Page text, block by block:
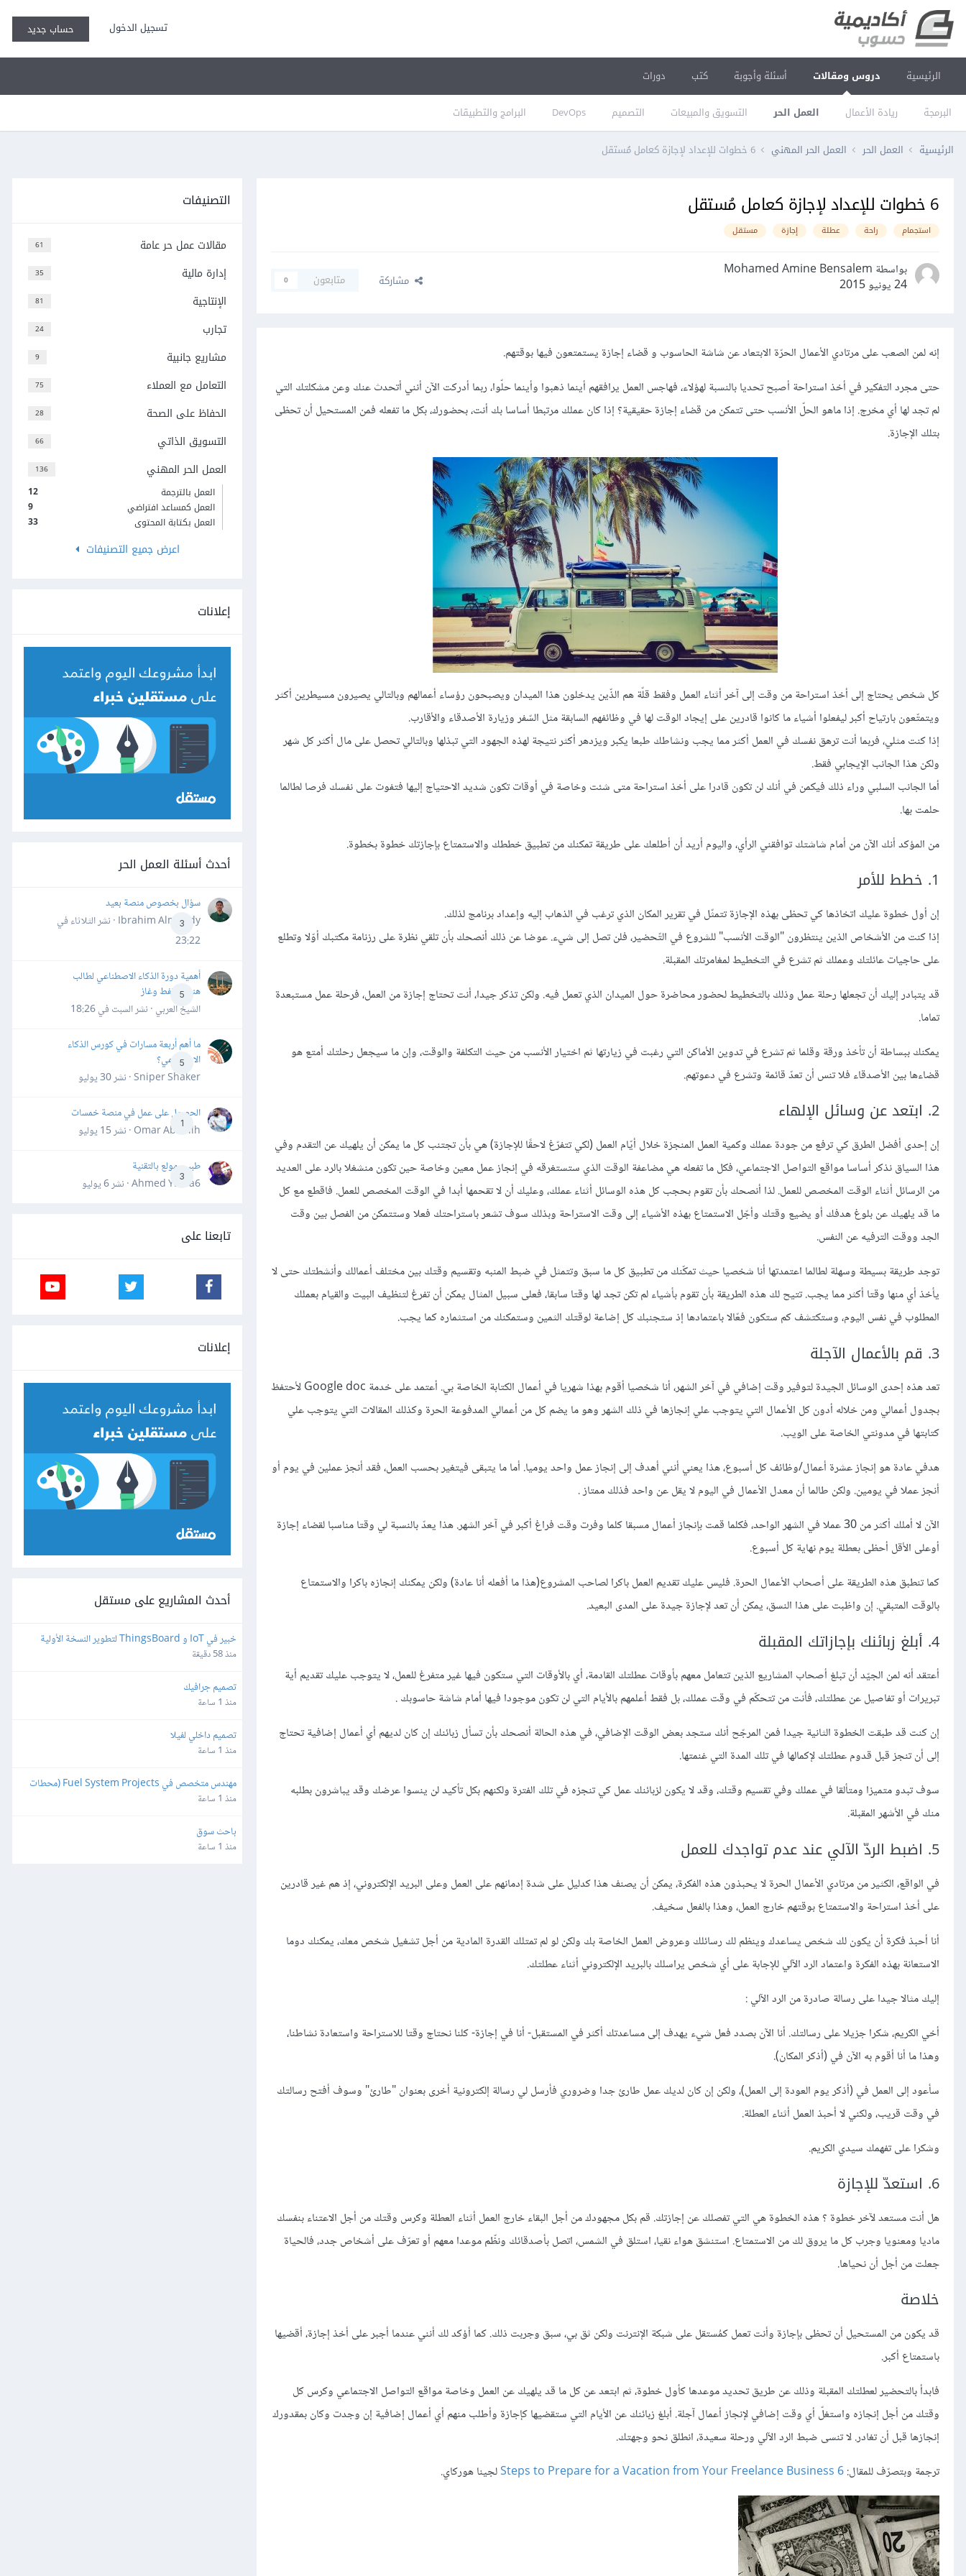
تسجيل الدخول حساب جديد
الرئيسية دروس ومقالات
البرمجة ريادة الأعمال العمل الحر التسويق والمبيعات التصميم DevOps البرامج والتطبيقات
أسئلة وأجوبة كتب دورات
الرئيسية العمل الحر العمل الحر المهني 6 خطوات للإعداد لإجازة كعامل مُستقل
6 خطوات للإعداد لإجازة كعامل مُستقل
استجمام راحة عطلة إجازة مستقل
بواسطة Mohamed Amine Bensalem
24 يونيو 2015
مشاركة متابعون 0
إنه لمن الصعب على مرتادي الأعمال الحرّة الابتعاد عن شاشة الحاسوب و قضاء إجازة يستمتعون فيها بوقتهم.
حتى مجرد التفكير في أخذ استراحة أصبح تحديا بالنسبة لهؤلاء، فهاجس العمل يرافقهم أينما ذهبوا وأينما حلّوا، ربما أدركت الآن أنني أتحدث عنك وعن مشكلتك التي
لم تجد لها أي مخرج. إذا ماهو الحلّ الأنسب حتى تتمكن من قضاء إجازة حقيقية؟ إذا كان عملك مرتبطا أساسا بك أنت، بحضورك، بكل ما تفعله فمن المستحيل أن تحظى
بتلك الإجازة.
كل شخص يحتاج إلى أخذ استراحة من وقت إلى آخر أثناء العمل وفقط قلّة هم الذّين يدخلون هذا الميدان ويصبحون رؤساء أعمالهم وبالتالي يصيرون مسيطرين أكثر
ويتمتّعون بارتياح أكبر ليفعلوا أشياء ما كانوا قادرين على إيجاد الوقت لها في وظائفهم السابقة مثل السّفر وزيارة الأصدقاء والأقارب.
إذا كنت مثلي، فربما أنت ترهق نفسك في العمل أكثر مما يجب ونشاطك طبعا يكبر ويزدهر أكثر نتيجة لهذه الجهود التي تبذلها وبالتالي تحصل على مال أكثر كل شهر
ولكن هذا الجانب الإيجابي فقط.
أما الجانب السلبي وراء ذلك فيكمن في أنك لن تكون قادرا على أخذ استراحة متى شئت وخاصة في أوقات تكون شديد الاحتياج إليها فتفوت على نفسك فرصا لطالما
حلمت بها.
من المؤكد أنك الآن من أمام شاشتك توافقني الرأي، واليوم أريد أن أطلعك على طريقة تمكنك من تطبيق خططك والاستمتاع بإجازتك خطوة بخطوة.
1. خطط للأمر
إن أول خطوة عليك اتخاذها كي تحظى بهذه الإجازة تتمثّل في تقرير المكان الذي ترغب في الذهاب إليه وإعداد برنامج لذلك.
إذا كنت من الأشخاص الذين ينتظرون "الوقت الأنسب" للشروع في التّحضير، فلن تصل إلى شيء. عوضا عن ذلك أنصحك بأن تلقي نظرة على رزنامة مكتبك أوّلا وتطلع
على حاجيات عائلتك وعملك ثم تشرع في التخطيط لمغامرتك المقبلة.
قد يتبادر إليك أن تجعلها رحلة عمل وذلك بالتخطيط لحضور محاضرة حول الميدان الذي تعمل فيه. ولكن تذكر جيدا، أنت تحتاج إجازة من العمل، فرحلة عمل مستبعدة
تماما.
يمكنك ببساطة أن تأخذ ورقة وقلما ثم تشرع في تدوين الأماكن التي رغبت في زيارتها ثم اختيار الأنسب من حيث التكلفة والوقت، وإن ما سيجعل رحلتك أمتع هو
قضاءها بين الأصدقاء فلا تنس أن تعدّ قائمة وتشرع في دعوتهم.
2. ابتعد عن وسائل الإلهاء
إن إحدى أفضل الطرق كي ترفع من جودة عملك وكمية العمل المنجزة خلال أيّام العمل (لكي تتفرّغ لاحقًا للإجازة) هي بأن تجتنب كل ما يمكن أن يلهيك عن التقدم وفي
هذا السياق نذكر أساسا مواقع التواصل الاجتماعي، فكل ما تفعله هي مضاعفة الوقت الذي ستستغرقه في إنجاز عمل معين وخاصة حين تكون منشغلا بالرد على العديد
من الرسائل أثناء الوقت المخصص للعمل. لذا أنصحك بأن تقوم بحجب كل هذه الوسائل أثناء عملك، وعليك أن لا تقحمها أبدا في الوقت المخصص للعمل. فاقطع مع كل
ما قد يلهيك عن بلوغ هدفك أو يضيع وقتك وأجّل الاستمتاع بهذه الأشياء إلى وقت الاستراحة وبذلك سوف تشعر باستراحتك فعلا وستتمكن من الفصل بين وقت
الجد ووقت الترفيه عن النفس.
توجد طريقة بسيطة وسهلة لطالما اعتمدتها أنا شخصيا حيث تمكّنك من تطبيق كل ما سبق وتتمثل في ضبط المنبه وتقسيم وقتك بين مختلف أعمالك وأنشطتك حتى لا
يأخذ أي منها وقتا أكثر مما يجب. تتيح لك هذه الطريقة بأن تقوم بأشياء لم تكن تجد لها وقتا سابقا، فعلى سبيل المثال يمكن أن تفرغ لتنظيف البيت والقيام بعملك
المطلوب في نفس اليوم، وستكتشف كم ستكون فعّالا باعتمادها إذ ستجنبك كل إضاعة لوقتك الثمين وستمكنك من استثماره كما يجب.
3. قم بالأعمال الآجلة
تعد هذه إحدى الوسائل الجيدة لتوفير وقت إضافي في آخر الشهر، أنا شخصيا أقوم بهذا شهريا في أعمال الكتابة الخاصة بي. أعتمد على خدمة Google doc لأحتفظ
بجدول أعمالي ومن خلاله أدون كل الأعمال التي يتوجب علي إنجازها في ذلك الشهر وهو ما يضم كل من أعمالي المدفوعة الحرة وكذلك المقالات التي يتوجب علي
كتابتها في مدونتي الخاصة على الويب.
هدفي عادة هو إنجاز عشرة أعمال/وظائف كل أسبوع، هذا يعني أنني أهدف إلى إنجاز عمل واحد يوميا. أما ما يتبقى فيتغير بحسب العمل، فقد أنجز عملين في يوم أو
أنجز عملا في يومين. ولكن طالما أن معدل الأعمال في اليوم لا يقل عن واحد فذلك ممتاز .
الآن لا أملك أكثر من 30 عملا في الشهر الواحد، فكلما قمت بإنجاز أعمال مسبقا كلما وفرت وقت فراغ أكبر في آخر الشهر. هذا يعدّ بالنسبة لي وقتا مناسبا لقضاء إجازة
أوعلى الأقل أحظى بعطلة يوم نهاية كل أسبوع.
كما تنطبق هذه الطريقة على أصحاب الأعمال الحرة. فليس عليك تقديم العمل باكرا لصاحب المشروع(هذا ما أفعله أنا عادة) ولكن يمكنك إنجازه باكرا والاستمتاع
بالوقت المتبقي. إن واظبت على هذا النسق، يمكن أن تعد لإجازة جيدة على المدى البعيد.
4. أبلغ زبائنك بإجازاتك المقبلة
أعتقد أنه لمن الجيّد أن تبلغ أصحاب المشاريع الذين تتعامل معهم بأوقات عطلتك القادمة، أي بالأوقات التي ستكون فيها غير متفرغ للعمل، لا يتوجب عليك تقديم أية
تبريرات أو تفاصيل عن عطلتك، فأنت من تتحكّم في وقت عملك، بل فقط أعلمهم بالأيام التي لن تكون موجودا فيها أمام شاشة حاسوبك .
إن كنت قد طبقت الخطوة الثانية جيدا فمن المرجّح أنك ستجد بعض الوقت الإضافي، في هذه الحالة أنصحك بأن تسأل زبائنك إن كان لديهم أي أعمال إضافية تحتاج
إلى أن تنجز قبل قدوم عطلتك لإكمالها في تلك المدة التي غنمتها.
سوف تبدو متميزا ومتألقا في عملك وفي تقسيم وقتك، وقد لا يكون لزبائنك عمل كي تنجزه في تلك الفترة ولكنهم بكل تأكيد لن ينسوا عرضك وقد يباشرون بطلبه
منك في الأشهر المقبلة.
5. اضبط الردّ الآلي عند عدم تواجدك للعمل
في الواقع، الكثير من مرتادي الأعمال الحرة لا يحبذون هذه الفكرة، يمكن أن يصنف هذا كدليل على شدة إدمانهم على العمل وعلى البريد الإلكتروني، إذ هم غير قادرين
على أخذ استراحة والاستمتاع بوقتهم خارج العمل، وهذا بالفعل سخيف.
أنا أحبذ فكرة أن يكون لك شخص يساعدك وينظم لك رسائلك وعروض العمل الخاصة بك ولكن لو لم تمتلك القدرة المادية من أجل تشغيل شخص معك، يمكنك دوما
الاستعانة بهذه الفكرة واعتماد الرد الآلي للإجابة على أي شخص يراسلك بالبريد الإلكتروني أثناء عطلتك.
إليك مثالا جيدا على رسالة صادرة من الرد الآلي :
أخي الكريم، شكرا جزيلا على رسالتك. أنا الآن بصدد فعل شيء يهدف إلى مساعدتك أكثر في المستقبل- أنا في إجازة- كلنا نحتاج وقتا للاستراحة واستعادة نشاطنا،
وهذا ما أنا أقوم به الآن في (أذكر المكان).
سأعود إلى العمل في (أذكر يوم العودة إلى العمل)، ولكن إن كان لديك عمل طارئ جدا وضروري فأرسل لي رسالة إلكترونية أخرى بعنوان "طارئ" وسوف أفتح رسالتك
في وقت قريب، ولكني لا أحبذ العمل أثناء العطلة.
وشكرا على تفهمك سيدي الكريم.
6. استعدّ للإجازة
هل أنت مستعد لآخر خطوة ؟ هذه الخطوة هي التي تفصلك عن إجازتك. قم بكل مجهودك من أجل البقاء خارج العمل أثناء العطلة وكرس وقتك من أجل الاعتناء بنفسك
ماديا ومعنويا وجرب كل ما يروق لك من الاستمتاع. استنشق هواء نقيا، استلق في الشمس، اتصل بأصدقائك ونظّم موعدا معهم أو تعرّف على أشخاص جدد، فالحياة
جعلت من أجل أن نحياها.
خلاصة
قد يكون من المستحيل أن تحظى بإجازة وأنت تعمل كمُستقل على شبكة الإنترنت ولكن ثق بي، سبق وجربت ذلك. كما أؤكد لك أنني عندما أجبر على أخذ إجازة، أقضيها
باستمتاع أكبر.
فابدأ بالتحضير لعطلتك المقبلة وذلك عن طريق تحديد موعدها كأول خطوة، ثم ابتعد عن كل ما قد يلهيك عن العمل وخاصة مواقع التواصل الاجتماعي وكرس كل
وقتك من أجل إنجازه واستغلّ أي وقت إضافي لإنجاز أعمال آجلة. أبلغ زبائنك عن الأيام التي ستقضيها كإجازة وأطلب منهم أي أعمال إضافية إن وجدت وكان بمقدورك
إنجازها قبل أن تغادر. لا تنسى ضبط الرد الآلي ورحلة سعيدة، انطلق نحو وجهتك.
ترجمة وبتصرّف للمقال:6 Steps to Prepare for a Vacation from Your Freelance Business لجينا هوركاي.
التصنيفات
61 مقالات عمل حر عامة
35 إدارة مالية
81 الإنتاجية
24 تجارب
9 مشاريع جانبية
75 التعامل مع العملاء
28 الحفاظ على الصحة
66 التسويق الذاتي
136 العمل الحر المهني
12
العمل بالترجمة
9
العمل كمساعد افتراضي
33
العمل بكتابة المحتوى
اعرض جميع التصنيفات
إعلانات
أحدث أسئلة العمل الحر
3
سؤال بخصوص منصة بعيد
Ibrahim Almahdy · نشر
الثلاثاء في
23:22
5
أهمية دورة الذكاء الاصطناعي لطالب
هندسة نفط وغاز
الشيخ العربي · نشرالسبت في 18:26
5
ما أهم أربعة مسارات في كورس الذكاء
الاصطناعي؟
Sniper Shaker · نشر
30 يوليو
1
الحصول على عمل في منصة خمسات
Omar Abdallh · نشر
15 يوليو
3
طبيب مولع بالتقنية
Ahmed Yahia6 · نشر
6 يوليو
تابعنا على
إعلانات
أحدث المشاريع على مستقل
(MVP)منذ 58 دقيقة
تصميم جرافيك
منذ 1 ساعة
تصميم داخلي لفيلا
منذ 1 ساعة
تزويد الوقود)
منذ 1 ساعة
باحث سوق
منذ 1 ساعة